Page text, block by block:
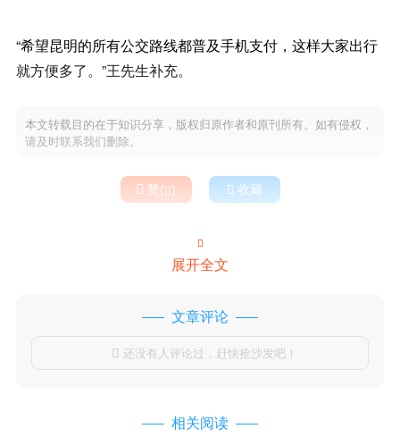
“希望昆明的所有公交路线都普及手机支付，这样大家出行
就方便多了。”王先生补充。
本文转载目的在于知识分享，版权归原作者和原刊所有。如有侵权，
请及时联系我们删除。
 赞()  收藏

展开全文
文章评论
 还没有人评论过，赶快抢沙发吧！
相关阅读